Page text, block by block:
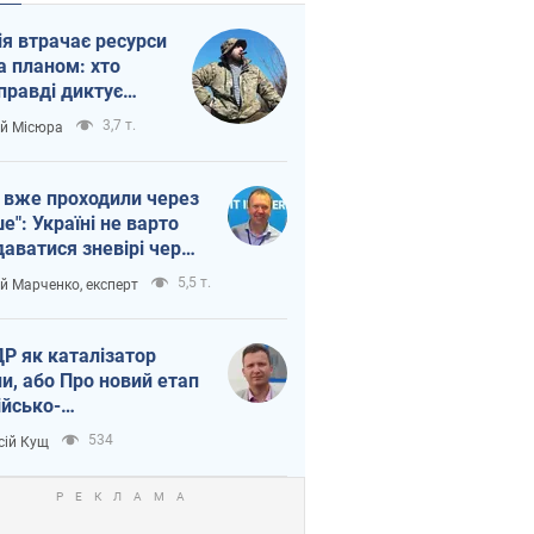
втрачає ресурси
планом: хто
диктує
війни
Місюра 3,7 т.
проходили через
Україні не варто
зневірі через
терор
Марченко, експерт 5,5 т.
як каталізатор
або Про новий етап
Кущ 534